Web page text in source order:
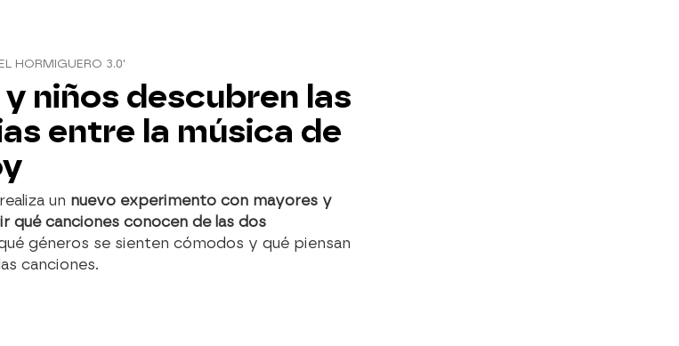
HORMIGUERO 3.0'
niños descubren las
entre la música de
un nuevo experimento con mayores y
qué canciones conocen de las dos
géneros se sienten cómodos y qué piensan
canciones.